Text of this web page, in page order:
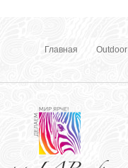
Главная Outdoor